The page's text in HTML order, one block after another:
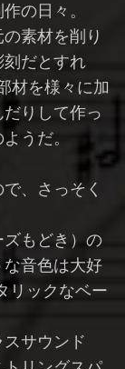
の日々。
素材を削り
だとすれ
材を様々に加
りして作っ
うだ。
、さっそく
ズもどき）の
音色は大好
リックなベー
サウンド